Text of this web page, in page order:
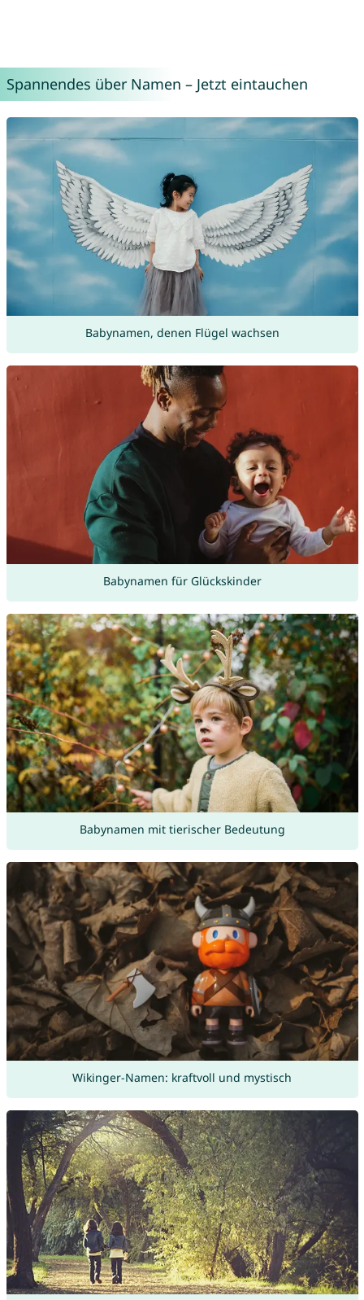
Spannendes über Namen – Jetzt eintauchen
Babynamen, denen Flügel wachsen
Babynamen für Glückskinder
Babynamen mit tierischer Bedeutung
Wikinger-Namen: kraftvoll und mystisch